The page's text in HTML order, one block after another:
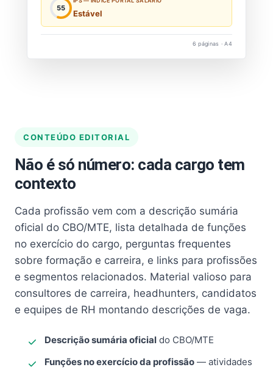
55
Estável
6 páginas · A4
CONTEÚDO EDITORIAL
Não é só número: cada cargo tem
contexto
Cada profissão vem com a descrição sumária
oficial do CBO/MTE, lista detalhada de funções
no exercício do cargo, perguntas frequentes
sobre formação e carreira, e links para profissões
e segmentos relacionados. Material valioso para
consultores de carreira, headhunters, candidatos
e equipes de RH montando descrições de vaga.
Descrição sumária oficial do CBO/MTE
Funções no exercício da profissão — atividades